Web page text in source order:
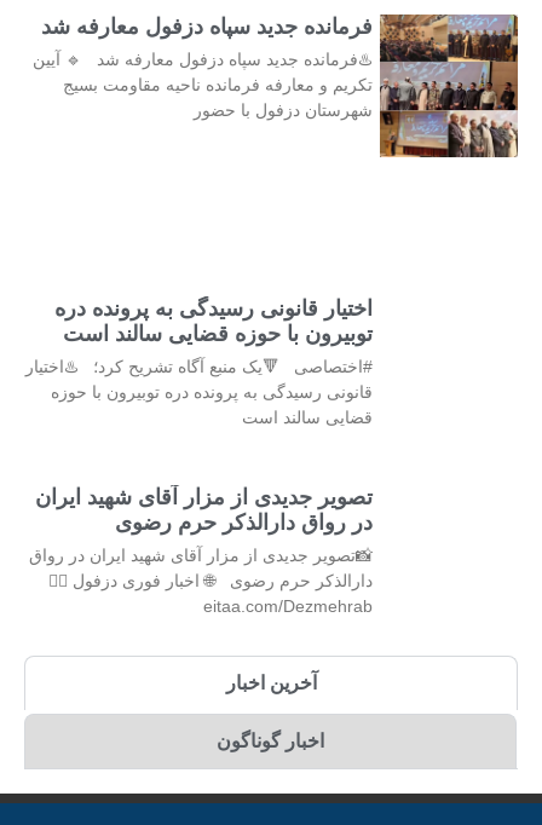
فرمانده جدید سپاه دزفول معارفه شد
♨️فرمانده جدید سپاه دزفول معارفه شد 🔹 آیین
تکریم و معارفه فرمانده ناحیه مقاومت بسیج
شهرستان دزفول با حضور
اختیار قانونی رسیدگی به پرونده دره
توبیرون با حوزه قضایی سالند است
#اختصاصی 🔻یک منبع آگاه تشریح کرد؛ ♨️اختیار
قانونی رسیدگی به پرونده دره توبیرون با حوزه
قضایی سالند است
تصویر جدیدی از مزار آقای شهید ایران
در رواق دارالذکر حرم رضوی
📸تصویر جدیدی از مزار آقای شهید ایران در رواق
دارالذکر حرم رضوی 🌐 اخبار فوری دزفول 👇🏻
eitaa.com/Dezmehrab
آخرین اخبار
اخبار گوناگون